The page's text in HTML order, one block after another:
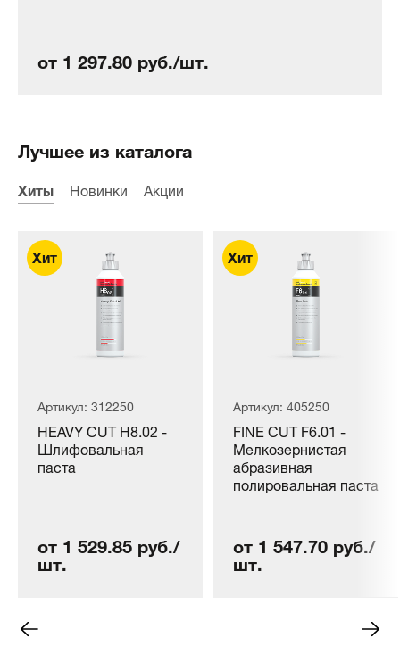
от 1 297.80 руб./шт.
Лучшее из каталога
Хиты Новинки Акции
Артикул: 312250
HEAVY CUT H8.02 -
Шлифовальная
паста
от 1 529.85 руб./
шт.
Артикул: 405250
FINE CUT F6.01 -
Мелкозернистая
абразивная
полировальная паста
от 1 547.70 руб./
шт.